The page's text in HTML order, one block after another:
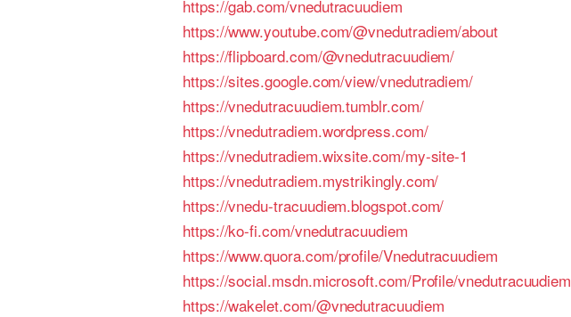
https://gab.com/vnedutracuudiem
https://www.youtube.com/@vnedutradiem/about
https://flipboard.com/@vnedutracuudiem/
https://sites.google.com/view/vnedutradiem/
https://vnedutracuudiem.tumblr.com/
https://vnedutradiem.wordpress.com/
https://vnedutradiem.wixsite.com/my-site-1
https://vnedutradiem.mystrikingly.com/
https://vnedu-tracuudiem.blogspot.com/
https://ko-fi.com/vnedutracuudiem
https://www.quora.com/profile/Vnedutracuudiem
https://social.msdn.microsoft.com/Profile/vnedutracuudiem
https://wakelet.com/@vnedutracuudiem